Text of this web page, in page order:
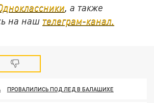
, а также
на наш телеграм-канал.
ПРОВАЛИЛИСЬ ПОД ЛЕД В БАЛАШИХЕ